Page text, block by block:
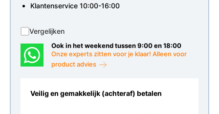
Klantenservice 10:00-16:00
Vergelijken
Ook in het weekend tussen 9:00 en 18:00
Onze experts zitten voor je klaar! Alleen voor
product advies
Veilig en gemakkelijk (achteraf) betalen